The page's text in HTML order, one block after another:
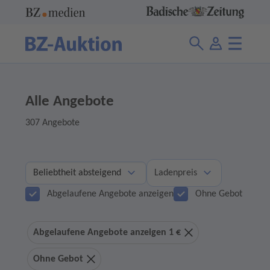
Alle Angebote
307 Angebote
Ladenpreis
Abgelaufene Angebote anzeigen Ohne Gebot
Abgelaufene Angebote anzeigen 1 €
Ohne Gebot